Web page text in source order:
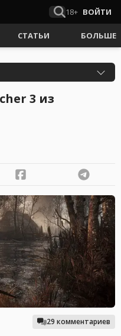
18+ ВОЙТИ
СТАТЬИ БОЛЬШЕ
3 из
29 комментариев